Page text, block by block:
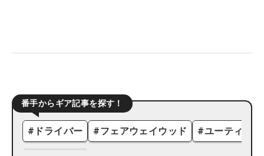
番手からギア記事を探す！
# ドライバー #フェアウェイウッド #ユーティリ